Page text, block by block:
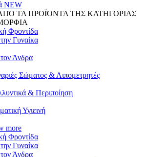
NEW
ΤΑ ΠΡΟΪΌΝΤΑ ΤΗΣ ΚΑΤΗΓΟΡΙΑΣ
Φροντίδα
Γυναίκα
τον Άνδρα
Σώματος & Λιπομετρητές
& Περιποίηση
Υγιεινή
more
Φροντίδα
Γυναίκα
τον Άνδρα